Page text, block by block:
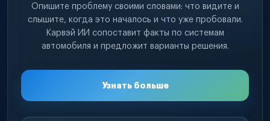
Опишите проблему своими словами: что видите и
слышите, когда это началось и что уже пробовали.
Карвэй ИИ сопоставит факты по системам
автомобиля и предложит варианты решения.
Узнать больше